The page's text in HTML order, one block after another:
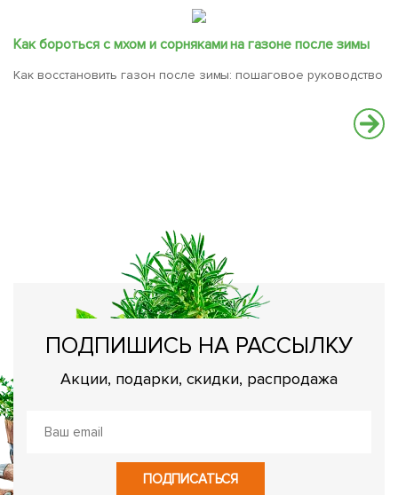
Как бороться с мхом и сорняками на газоне после зимы
Как восстановить газон после зимы: пошаговое руководство
ПОДПИШИСЬ НА РАССЫЛКУ
Акции, подарки, скидки, распродажа
ПОДПИСАТЬСЯ